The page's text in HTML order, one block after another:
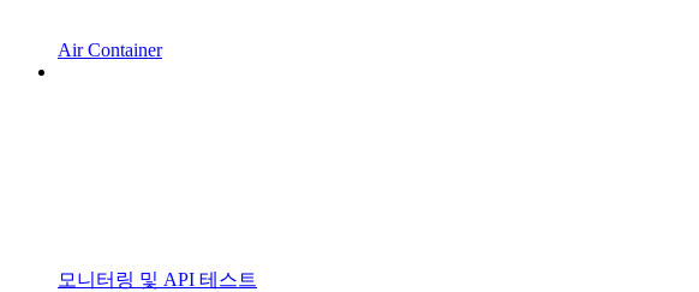
Air Container
모니터링 및 API 테스트